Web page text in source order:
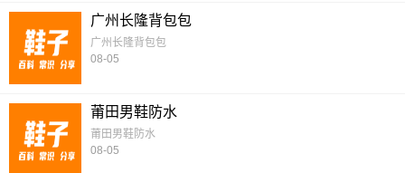
广州长隆背包包
广州长隆背包包
08-05
莆田男鞋防水
莆田男鞋防水
08-05